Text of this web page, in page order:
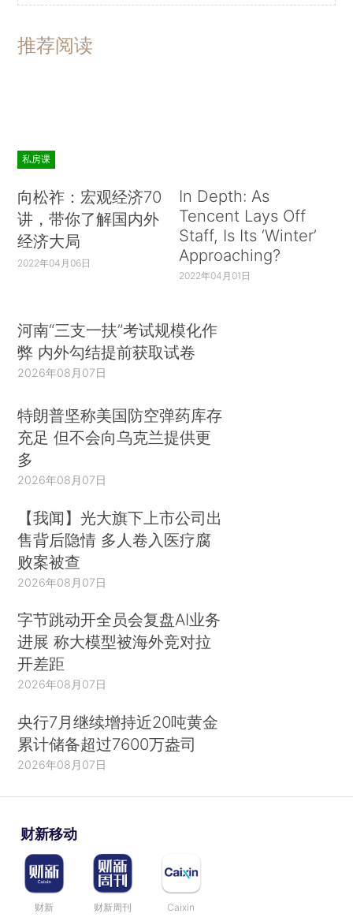
推荐阅读
私房课
向松祚：宏观经济70
讲，带你了解国内外
经济大局
2022年04月06日
In Depth: As
Tencent Lays Off
Staff, Is Its ‘Winter’
Approaching?
2022年04月01日
河南“三支一扶”考试规模化作
弊 内外勾结提前获取试卷
2026年08月07日
特朗普坚称美国防空弹药库存
充足 但不会向乌克兰提供更
多
2026年08月07日
【我闻】光大旗下上市公司出
售背后隐情 多人卷入医疗腐
败案被查
2026年08月07日
字节跳动开全员会复盘AI业务
进展 称大模型被海外竞对拉
开差距
2026年08月07日
央行7月继续增持近20吨黄金
累计储备超过7600万盎司
2026年08月07日
财新移动
财新 财新周刊 Caixin